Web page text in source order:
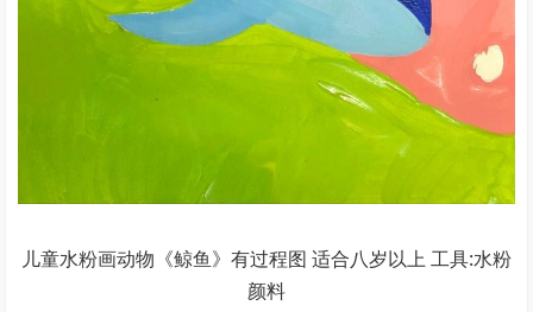
儿童水粉画动物《鲸鱼》有过程图 适合八岁以上 工具:水粉
颜料